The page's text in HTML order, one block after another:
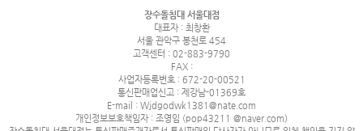
장수돌침대 서울대점
대표자 : 최창환
서울 관악구 봉천로 454
고객센터 : 02-883-9790
FAX :
사업자등록번호 : 672-20-00521
통신판매업신고 : 제강남-01369호
E-mail : Wjdgodwk1381@nate.com
개인정보보호책임자 : 조영임 (pop43211 @naver.com)